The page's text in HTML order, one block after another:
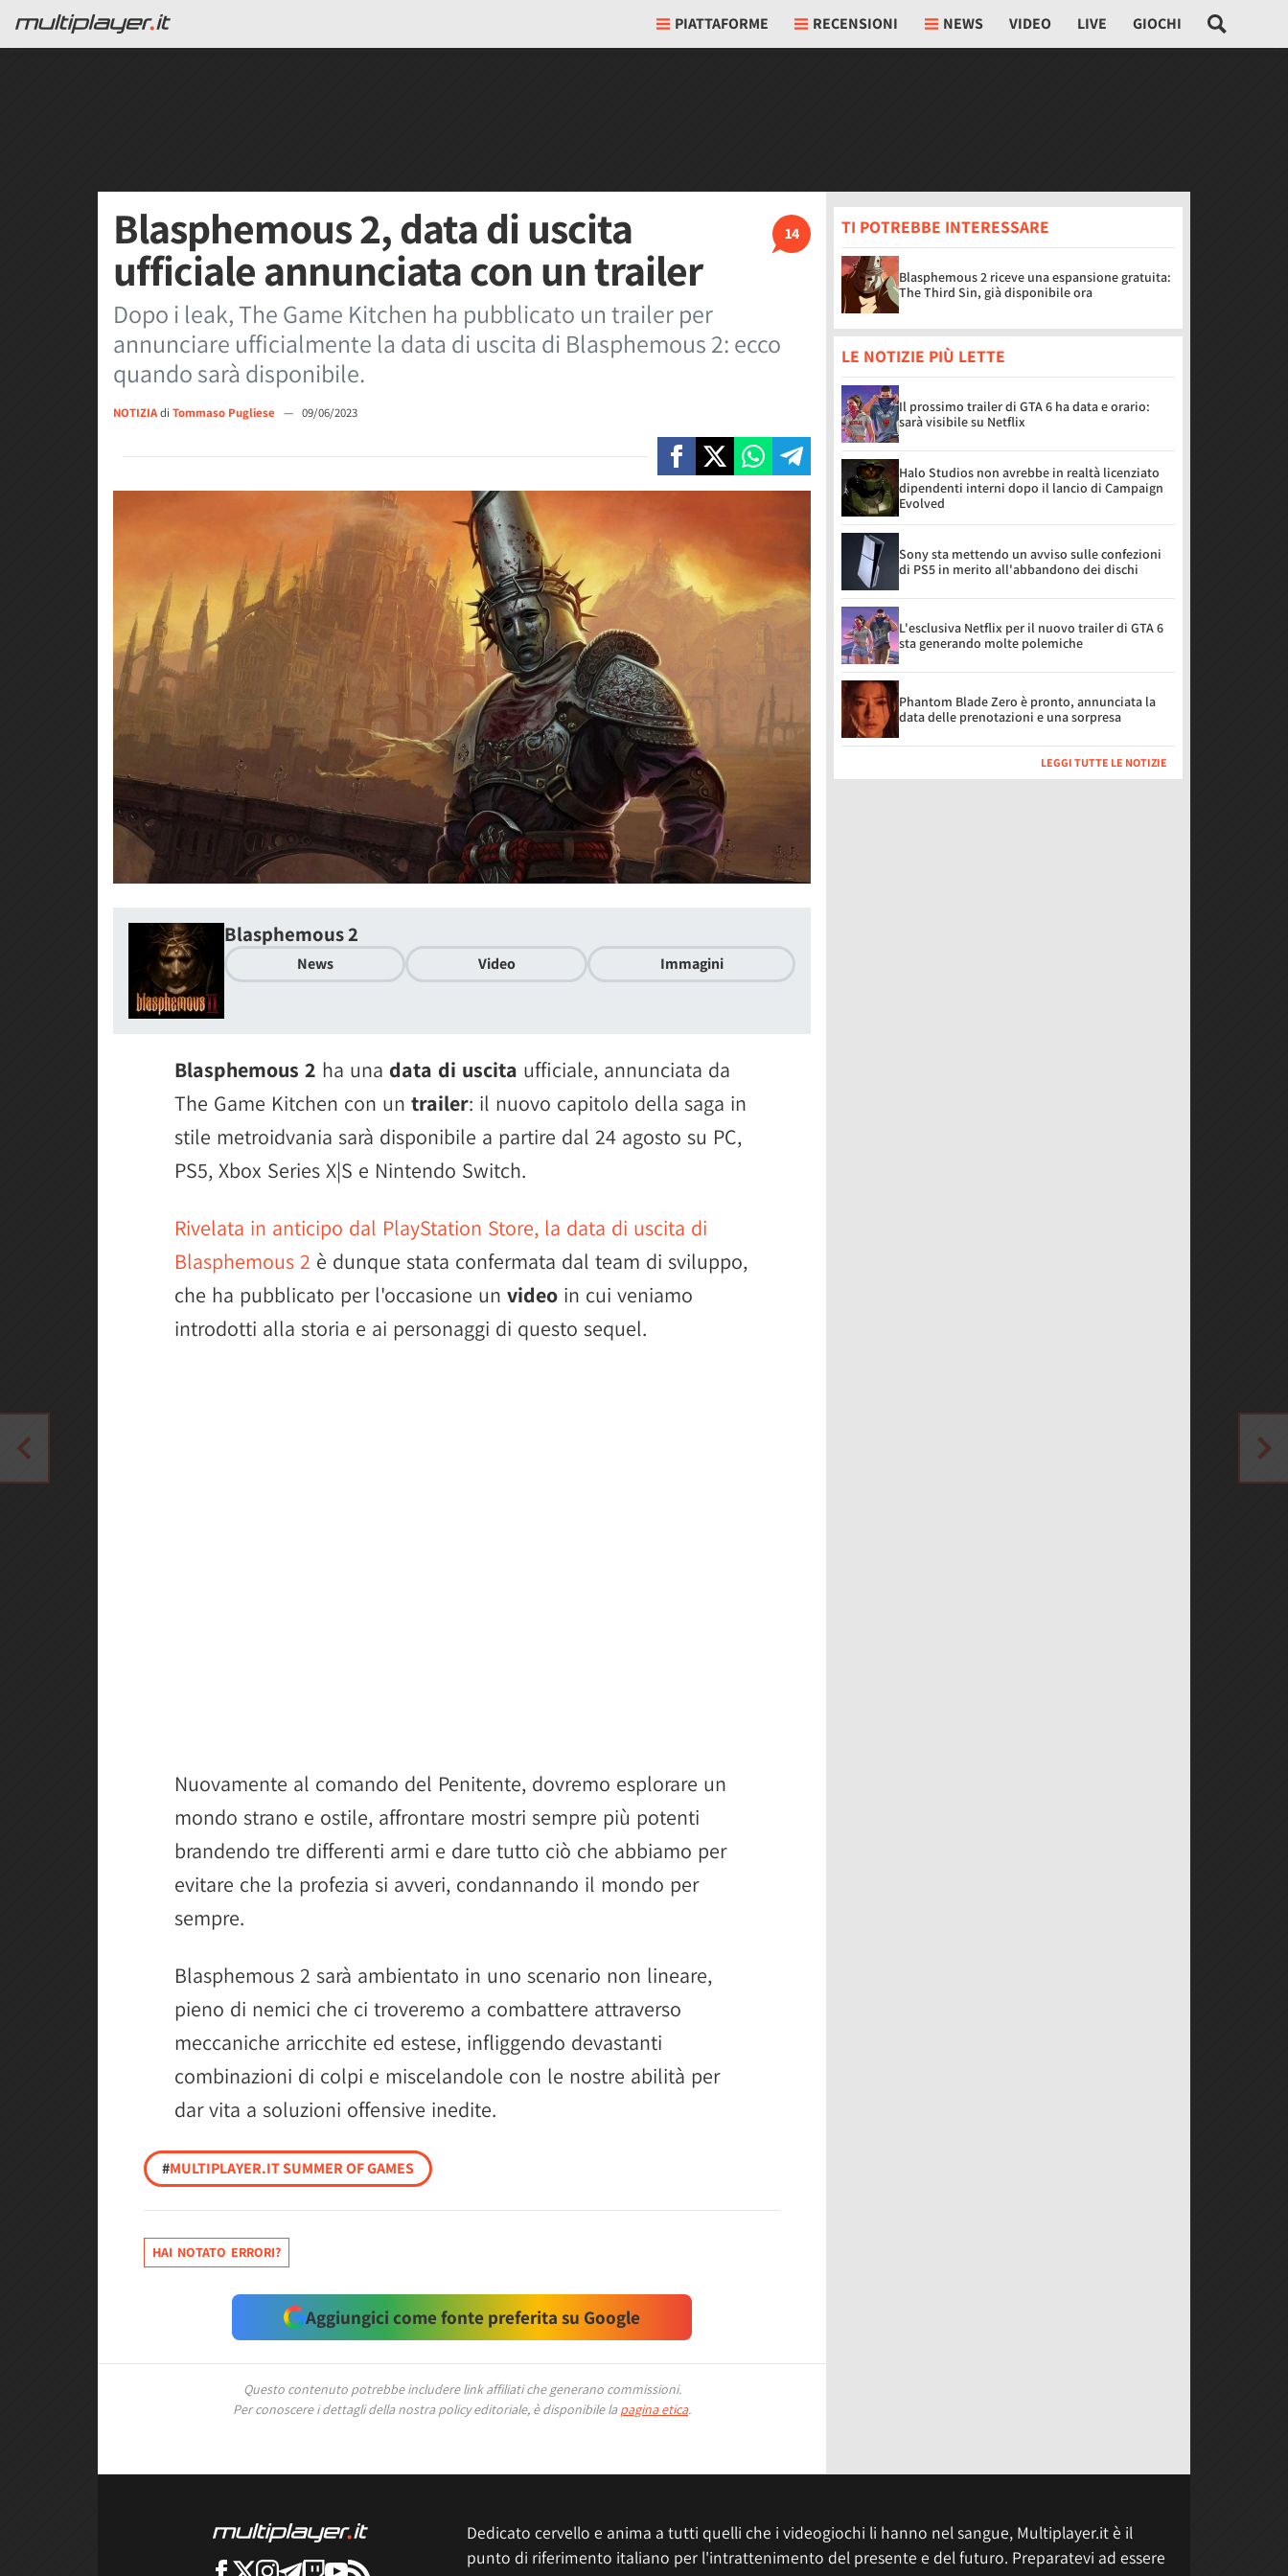
PIATTAFORME RECENSIONI NEWS VIDEO LIVE GIOCHI
14
Blasphemous 2, data di uscita
ufficiale annunciata con un trailer
Dopo i leak, The Game Kitchen ha pubblicato un trailer per
annunciare ufficialmente la data di uscita di Blasphemous 2: ecco
quando sarà disponibile.
NOTIZIAdi Tommaso Pugliese — 09/06/2023
Blasphemous 2
News Video Immagini
Blasphemous 2 ha una data di uscita ufficiale, annunciata da
The Game Kitchen con un trailer: il nuovo capitolo della saga in
stile metroidvania sarà disponibile a partire dal 24 agosto su PC,
PS5, Xbox Series X|S e Nintendo Switch.
Rivelata in anticipo dal PlayStation Store, la data di uscita di
Blasphemous 2 è dunque stata confermata dal team di sviluppo,
che ha pubblicato per l'occasione un video in cui veniamo
introdotti alla storia e ai personaggi di questo sequel.
Nuovamente al comando del Penitente, dovremo esplorare un
mondo strano e ostile, affrontare mostri sempre più potenti
brandendo tre differenti armi e dare tutto ciò che abbiamo per
evitare che la profezia si avveri, condannando il mondo per
sempre.
Blasphemous 2 sarà ambientato in uno scenario non lineare,
pieno di nemici che ci troveremo a combattere attraverso
meccaniche arricchite ed estese, infliggendo devastanti
combinazioni di colpi e miscelandole con le nostre abilità per
dar vita a soluzioni offensive inedite.
#MULTIPLAYER.IT SUMMER OF GAMES
HAI NOTATO ERRORI?
Aggiungici come fonte preferita su Google
Questo contenuto potrebbe includere link affiliati che generano commissioni.
Per conoscere i dettagli della nostra policy editoriale, è disponibile la pagina etica.
TI POTREBBE INTERESSARE
Blasphemous 2 riceve una espansione gratuita:
The Third Sin, già disponibile ora
LE NOTIZIE PIÙ LETTE
Il prossimo trailer di GTA 6 ha data e orario:
sarà visibile su Netflix
Halo Studios non avrebbe in realtà licenziato
dipendenti interni dopo il lancio di Campaign
Evolved
Sony sta mettendo un avviso sulle confezioni
di PS5 in merito all'abbandono dei dischi
L'esclusiva Netflix per il nuovo trailer di GTA 6
sta generando molte polemiche
Phantom Blade Zero è pronto, annunciata la
data delle prenotazioni e una sorpresa
LEGGI TUTTE LE NOTIZIE
Dedicato cervello e anima a tutti quelli che i videogiochi li hanno nel sangue, Multiplayer.it è il
punto di riferimento italiano per l'intrattenimento del presente e del futuro. Preparatevi ad essere